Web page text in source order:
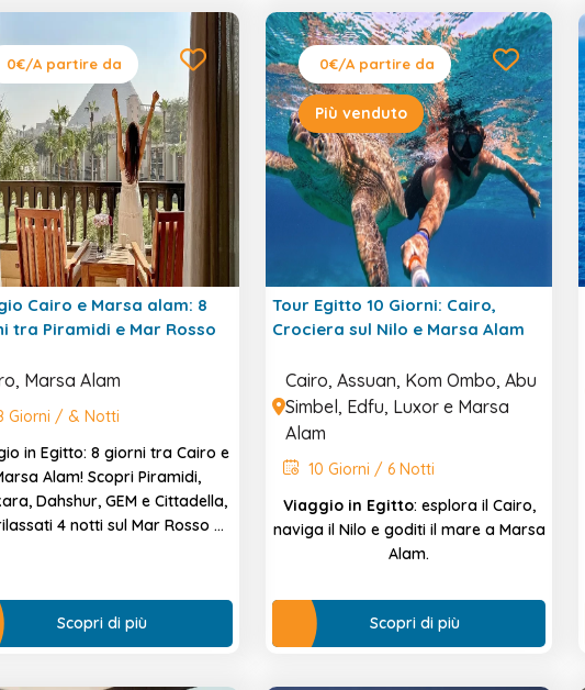
0€/A partire da
Cairo e Marsa alam: 8
tra Piramidi e Mar Rosso
Marsa Alam
Giorni / & Notti
in Egitto: 8 giorni tra Cairo e
Alam! Scopri Piramidi,
Dahshur, GEM e Cittadella,
4 notti sul Mar Rosso a
Scopri di più
0€/A partire da
Più venduto
Tour Egitto 10 Giorni: Cairo,
Crociera sul Nilo e Marsa Alam
Cairo, Assuan, Kom Ombo, Abu
Simbel, Edfu, Luxor e Marsa
Alam
10 Giorni / 6 Notti
Viaggio in Egitto: esplora il Cairo,
naviga il Nilo e goditi il mare a Marsa
Alam.
Scopri di più